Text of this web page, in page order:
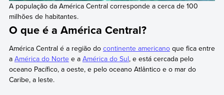
A população da América Central corresponde a cerca de 100
milhões de habitantes.
O que é a América Central?
América Central é a região do continente americanoque fica entre
a América do Nortee a América do Sul, e está cercada pelo
oceano Pacífico, a oeste, e pelo oceano Atlântico e o mar do
Caribe, a leste.